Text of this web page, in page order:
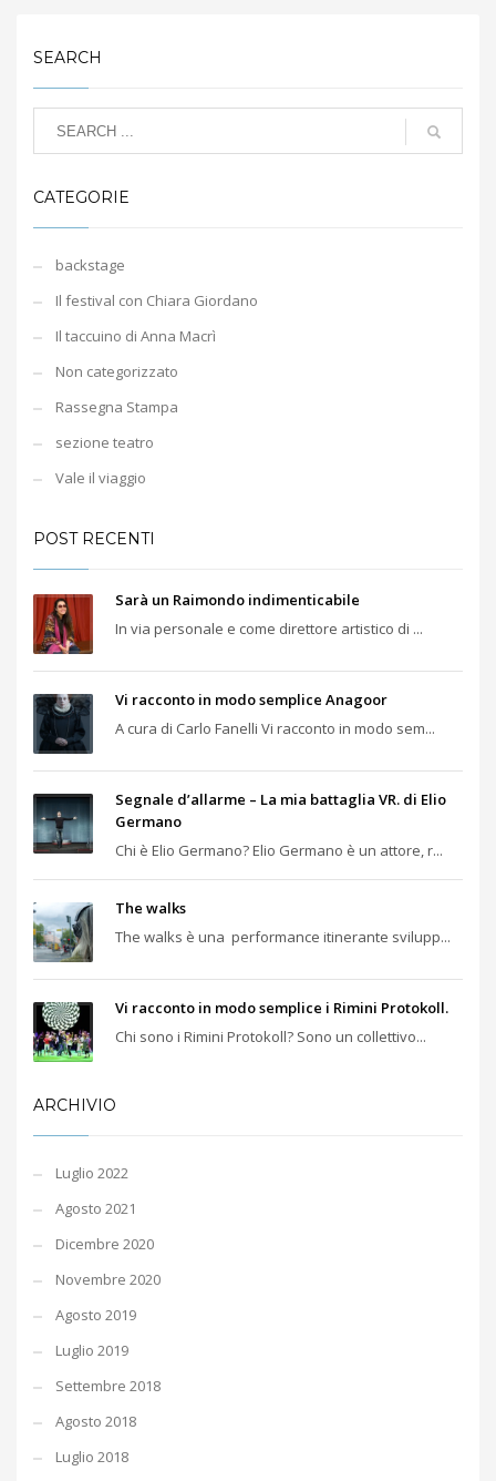
SEARCH
CATEGORIE
backstage
Il festival con Chiara Giordano
Il taccuino di Anna Macrì
Non categorizzato
Rassegna Stampa
sezione teatro
Vale il viaggio
POST RECENTI
Sarà un Raimondo indimenticabile
In via personale e come direttore artistico di ...
Vi racconto in modo semplice Anagoor
A cura di Carlo Fanelli Vi racconto in modo sem...
Segnale d’allarme – La mia battaglia VR. di Elio
Germano
Chi è Elio Germano? Elio Germano è un attore, r...
The walks
The walks è una performance itinerante svilupp...
Vi racconto in modo semplice i Rimini Protokoll.
Chi sono i Rimini Protokoll? Sono un collettivo...
ARCHIVIO
Luglio 2022
Agosto 2021
Dicembre 2020
Novembre 2020
Agosto 2019
Luglio 2019
Settembre 2018
Agosto 2018
Luglio 2018